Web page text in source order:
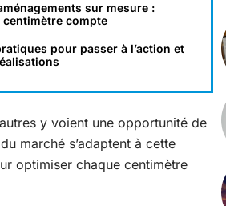
sur mesure :
compte
pour passer à l’action et
y voient une opportunité de
marché s’adaptent à cette
optimiser chaque centimètre